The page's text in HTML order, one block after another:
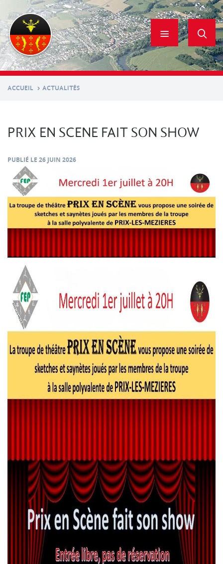
contenu
principal
ACCUEIL ACTUALITÉS
PRIX EN SCENE FAIT SON SHOW
PUBLIÉ LE 26 JUIN 2026